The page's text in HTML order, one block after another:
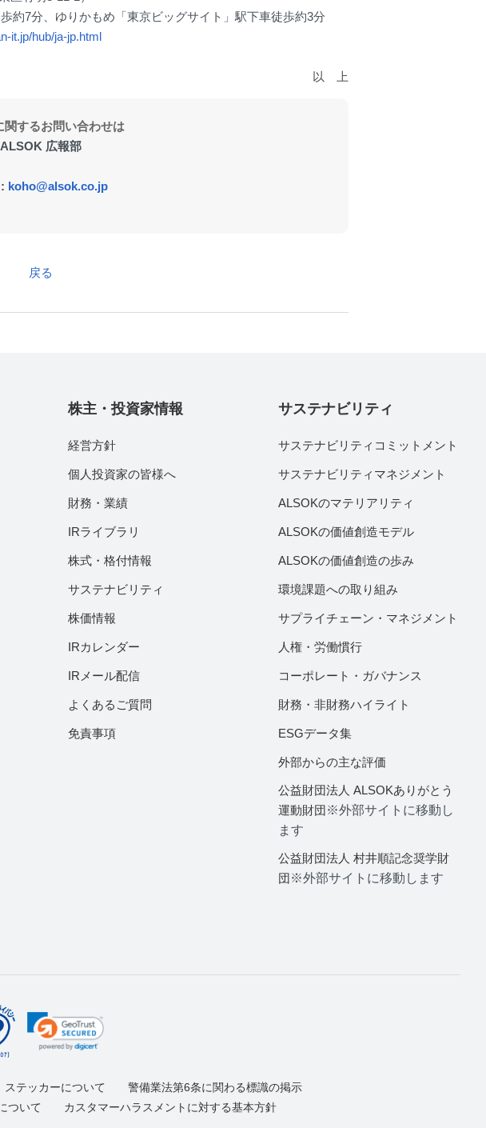
約7分、ゆりかもめ「東京ビッグサイト」駅下車徒歩約3分
it.jp/hub/ja-jp.html
以 上
関するお問い合わせは
ALSOK 広報部
koho@alsok.co.jp
戻る
株主・投資家情報
経営方針
個人投資家の皆様へ
財務・業績
IRライブラリ
株式・格付情報
サステナビリティ
株価情報
IRカレンダー
IRメール配信
よくあるご質問
免責事項
サステナビリティ
サステナビリティコミットメント
サステナビリティマネジメント
ALSOKのマテリアリティ
ALSOKの価値創造モデル
ALSOKの価値創造の歩み
環境課題への取り組み
サプライチェーン・マネジメント
人権・労働慣行
コーポレート・ガバナンス
財務・非財務ハイライト
ESGデータ集
外部からの主な評価
公益財団法人 ALSOKありがとう
運動財団 ※外部サイトに移動し
ます
公益財団法人 村井順記念奨学財
団 ※外部サイトに移動します
ステッカーについて
警備業法第6条に関わる標識の掲示
ついて カスタマーハラスメントに対する基本方針